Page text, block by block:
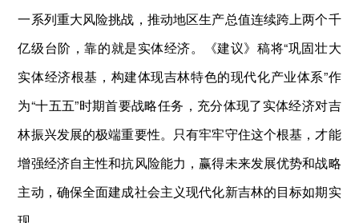
一系列重大风险挑战，推动地区生产总值连续跨上两个千
亿级台阶，靠的就是实体经济。《建议》稿将“巩固壮大
实体经济根基，构建体现吉林特色的现代化产业体系”作
为“十五五”时期首要战略任务，充分体现了实体经济对吉
林振兴发展的极端重要性。只有牢牢守住这个根基，才能
增强经济自主性和抗风险能力，赢得未来发展优势和战略
主动，确保全面建成社会主义现代化新吉林的目标如期实